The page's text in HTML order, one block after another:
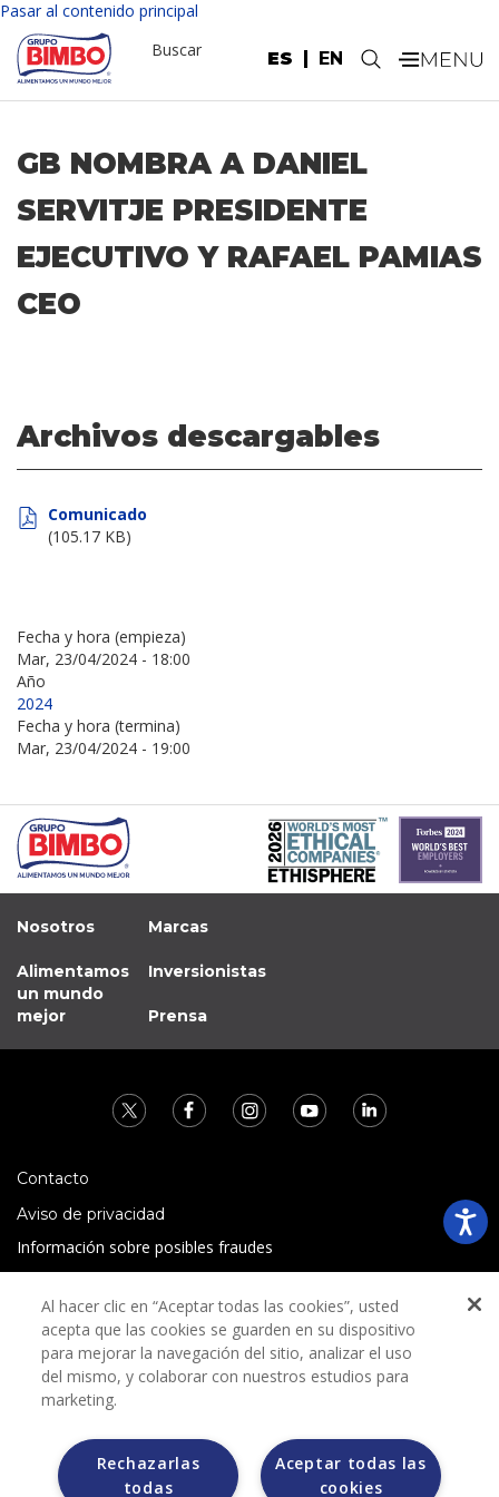
Pasar al contenido principal
ES EN
Buscar .
GB NOMBRA A DANIEL
SERVITJE PRESIDENTE
EJECUTIVO Y RAFAEL PAMIAS
CEO
Archivos descargables
Comunicado
(105.17 KB)
Fecha y hora (empieza)
Mar, 23/04/2024 - 18:00
Año
2024
Fecha y hora (termina)
Mar, 23/04/2024 - 19:00
Nosotros
Alimentamos
un mundo
mejor
Marcas
Inversionistas
Prensa
Contacto
Aviso de privacidad
Información sobre posibles fraudes
Términos y condiciones
Grupo Bimbo no solicita ningún tipo de pago durante el
Al hacer clic en “Aceptar todas las cookies”, usted
acepta que las cookies se guarden en su dispositivo
para mejorar la navegación del sitio, analizar el uso
del mismo, y colaborar con nuestros estudios para
marketing.
Aceptar todas las
cookies
Rechazarlas
todas